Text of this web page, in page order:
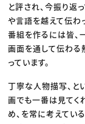
と評され、今振り返
や言語を越えて伝わ
番組を作るには皆、
画面を通して伝わる
っています。
丁寧な人物描写、と
画でも一番は見てく
め、を常に考えてい